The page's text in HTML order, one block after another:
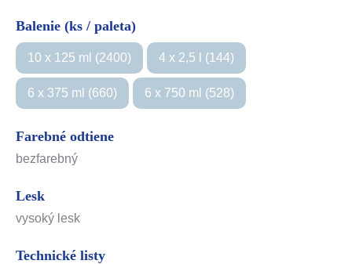
Balenie (ks / paleta)
10 x 125 ml (2400) 4 x 2,5 l (144)
6 x 375 ml (660) 6 x 750 ml (528)
Farebné odtiene
bezfarebný
Lesk
vysoký lesk
Technické listy